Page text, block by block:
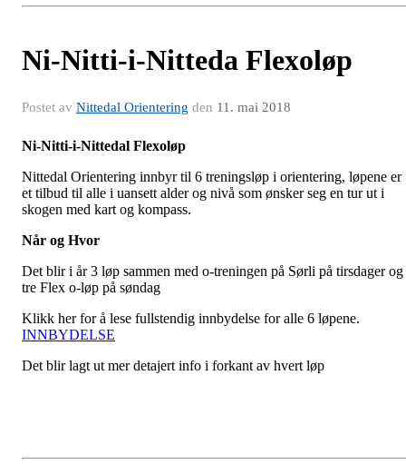
Ni-Nitti-i-Nitteda Flexoløp
Postet av Nittedal Orientering den 11. mai 2018
Ni-Nitti-i-Nittedal Flexoløp
Nittedal Orientering innbyr til 6 treningsløp i orientering, løpene er
et tilbud til alle i uansett alder og nivå som ønsker seg en tur ut i
skogen med kart og kompass.
Når og Hvor
Det blir i år 3 løp sammen med o-treningen på Sørli på tirsdager og
tre Flex o-løp på søndag
Klikk her for å lese fullstendig innbydelse for alle 6 løpene.
INNBYDELSE
Det blir lagt ut mer detajert info i forkant av hvert løp